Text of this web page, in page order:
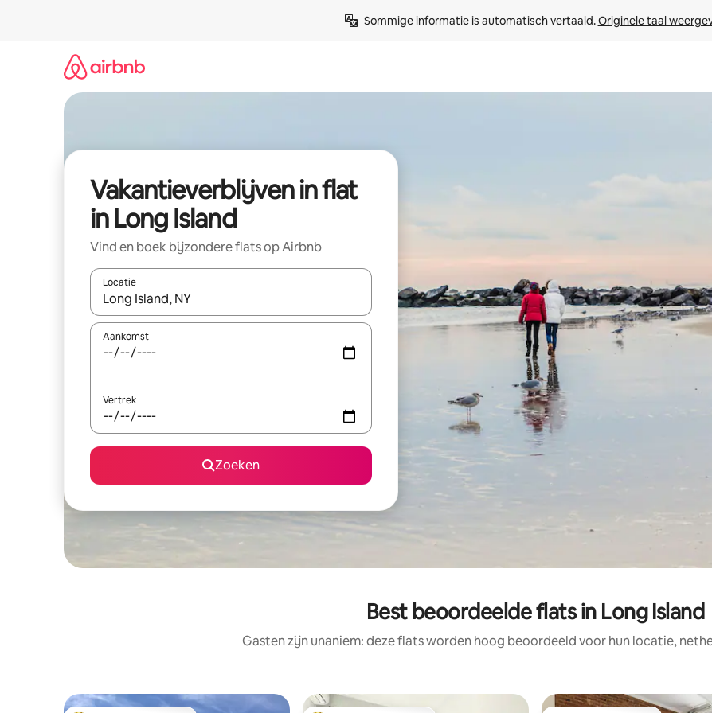
Sommige informatie is automatisch vertaald. Originele taal
Vakantieverblijven in flat
in Long Island
Vind en boek bijzondere flats op Airbnb
Locatie
Wanneer er resultaten beschikbaar zijn, maak je een keuze met je de pijltjestoetsen omhoog en omlaag, óf door te
Aankomst
Vertrek
Zoeken
Best beoordeelde flats in Long Island
Gasten zijn unaniem: deze flats worden hoog beoordeeld voor hun locatie,